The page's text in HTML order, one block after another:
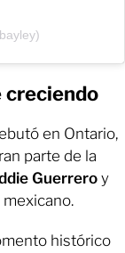
creciendo
en Ontario,
parte de la
Guerrero y
histórico